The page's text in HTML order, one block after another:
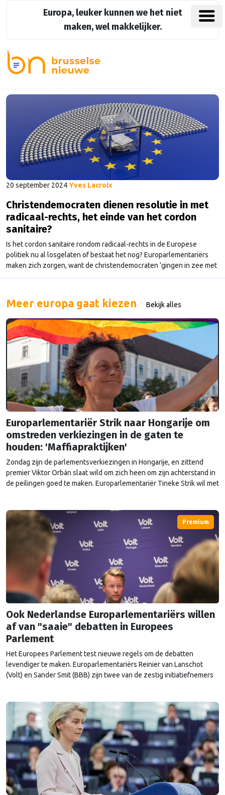
Europa, leuker kunnen we het niet
maken, wel makkelijker.
20 september 2024Yves Lacroix
Christendemocraten dienen resolutie in met
radicaal-rechts, het einde van het cordon
sanitaire?
Is het cordon sanitaire rondom radicaal-rechts in de Europese
politiek nu al losgelaten of bestaat het nog? Europarlementariërs
maken zich zorgen, want de christendemocraten ‘gingen in zee met
radicaal-rechts’. Een slechte zaak, stellen de liberalen en
Meer europa gaat kiezen Bekijk alles
Europarlementariër Strik naar Hongarije om
omstreden verkiezingen in de gaten te
houden: 'Maffiapraktijken'
Zondag zijn de parlementsverkiezingen in Hongarije, en zittend
premier Viktor Orbán slaat wild om zich heen om zijn achterstand in
de peilingen goed te maken. Europarlementariër Tineke Strik wil met
Premium
Ook Nederlandse Europarlementariërs willen
af van "saaie" debatten in Europees
Parlement
Het Europees Parlement test nieuwe regels om de debatten
levendiger te maken. Europarlementariërs Reinier van Lanschot
(Volt) en Sander Smit (BBB) zijn twee van de zestig initiatiefnemers